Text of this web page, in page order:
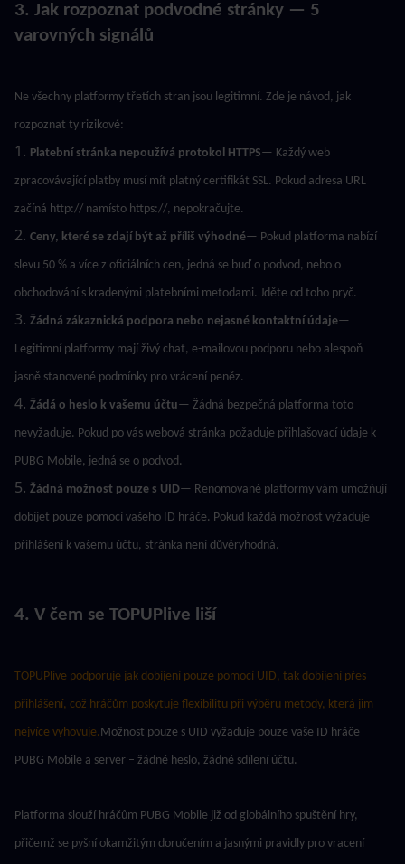
3. Jak rozpoznat podvodné stránky — 5
varovných signálů
Ne všechny platformy třetích stran jsou legitimní. Zde je návod, jak
rozpoznat ty rizikové:
1. Platební stránka nepoužívá protokol HTTPS— Každý web
zpracovávající platby musí mít platný certifikát SSL. Pokud adresa URL
začíná http:// namísto https://, nepokračujte.
2. Ceny, které se zdají být až příliš výhodné— Pokud platforma nabízí
slevu 50 % a více z oficiálních cen, jedná se buď o podvod, nebo o
obchodování s kradenými platebními metodami. Jděte od toho pryč.
3. Žádná zákaznická podpora nebo nejasné kontaktní údaje—
Legitimní platformy mají živý chat, e-mailovou podporu nebo alespoň
jasně stanovené podmínky pro vrácení peněz.
4. Žádá o heslo k vašemu účtu— Žádná bezpečná platforma toto
nevyžaduje. Pokud po vás webová stránka požaduje přihlašovací údaje k
PUBG Mobile, jedná se o podvod.
5. Žádná možnost pouze s UID— Renomované platformy vám umožňují
dobíjet pouze pomocí vašeho ID hráče. Pokud každá možnost vyžaduje
přihlášení k vašemu účtu, stránka není důvěryhodná.
4. V čem se TOPUPlive liší
TOPUPlive podporuje jak dobíjení pouze pomocí UID, tak dobíjení přes
přihlášení, což hráčům poskytuje flexibilitu při výběru metody, která jim
nejvíce vyhovuje.Možnost pouze s UID vyžaduje pouze vaše ID hráče
PUBG Mobile a server – žádné heslo, žádné sdílení účtu.
Platforma slouží hráčům PUBG Mobile již od globálního spuštění hry,
přičemž se pyšní okamžitým doručením a jasnými pravidly pro vracení